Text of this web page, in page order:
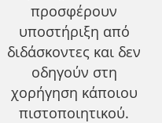
προσφέρουν
υποστήριξη από
διδάσκοντες και δεν
οδηγούν στη
χορήγηση κάποιου
πιστοποιητικού.